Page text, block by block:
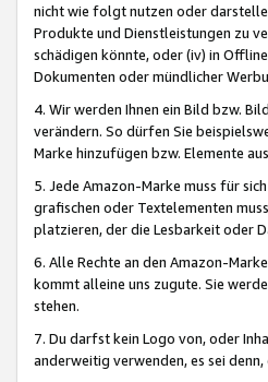
nicht wie folgt nutzen oder
Produkte und Dienstleistungen zu
schädigen könnte, oder (iv) in
Dokumenten oder mündlicher
4. Wir werden Ihnen ein Bild bzw.
verändern. So dürfen Sie
Marke hinzufügen bzw. Elemente
5. Jede Amazon-Marke muss für
grafischen oder Textelementen
platzieren, der die Lesbarkeit oder
6. Alle Rechte an den Amazon-
kommt alleine uns zugute. Sie
stehen.
7. Du darfst kein Logo von, oder
anderweitig verwenden, es sei